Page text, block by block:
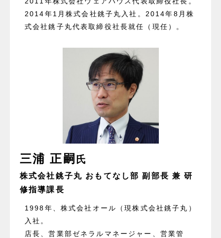
2014年1月株式会社銚子丸入社。2014年8月株
式会社銚子丸代表取締役社長就任（現任）。
三浦 正嗣 氏
株式会社銚子丸 おもてなし部 副部長 兼 研
修指導課長
1998年、株式会社オール（現株式会社銚子丸）
入社。
店長、営業部ゼネラルマネージャー、営業管